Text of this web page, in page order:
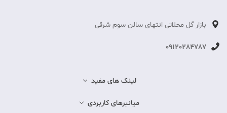
بازار گل محلاتی انتهای سالن سوم شرقی
09120284787
لینک های مفید
میانبرهای کاربردی